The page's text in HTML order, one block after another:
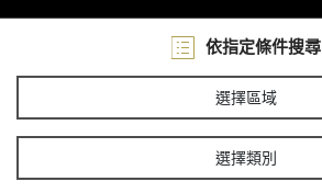
依指定條件搜尋
選擇區域
選擇類別